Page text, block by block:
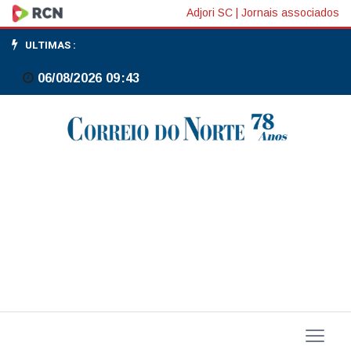
Ford
tem
lucro
abaixo
no
Adjori SC Jornais associados
ULTIMAS :
06/08/2026 09:43